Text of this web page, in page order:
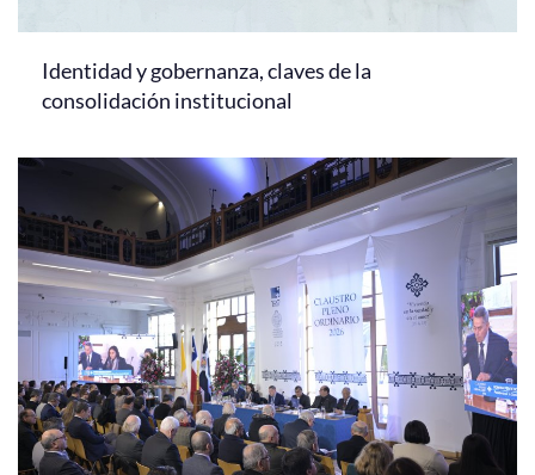
Identidad y gobernanza, claves de la
consolidación institucional